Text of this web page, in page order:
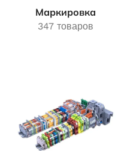
Маркировка
347 товаров